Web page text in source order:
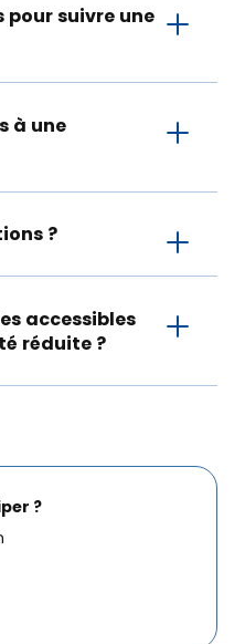
pour suivre une
à une
?
accessibles
réduite ?
?